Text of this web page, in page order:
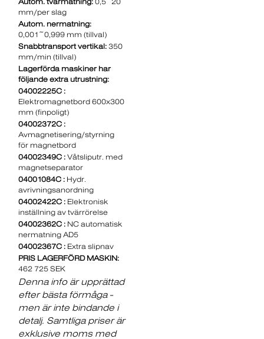
mm/per slag
Autom. nermatning:
0,001~0,999 mm (tillval)
Snabbtransport vertikal: 350
mm/min (tillval)
Lagerförda maskiner har
följande extra utrustning:
04002225C :
Elektromagnetbord 600x300
mm (finpoligt)
04002372C :
Avmagnetisering/styrning
för magnetbord
04002349C : Våtsliputr. med
magnetseparator
04001084C : Hydr.
avrivningsanordning
04002422C : Elektronisk
inställning av tvärrörelse
04002362C : NC automatisk
nermatning AD5
04002367C : Extra slipnav
PRIS LAGERFÖRD MASKIN:
462 725 SEK
Denna info är upprättad
efter bästa förmåga -
men är inte bindande i
detalj. Samtliga priser är
exklusive moms med